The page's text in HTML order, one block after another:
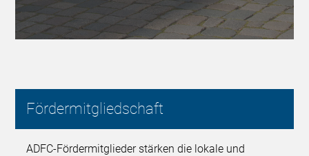
Fördermitgliedschaft
ADFC-Fördermitglieder stärken die lokale und